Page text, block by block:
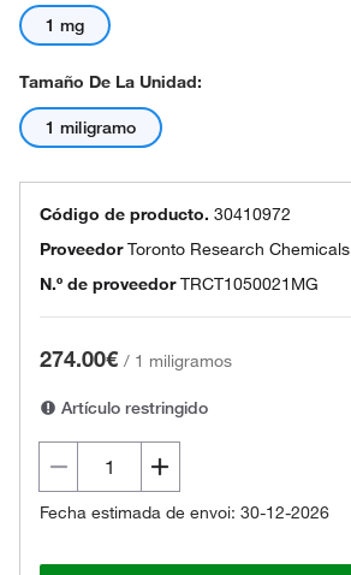
1 mg
Tamaño De La Unidad:
1 miligramo
Código de producto. 30410972
ProveedorToronto Research Chemicals
N.º de proveedor TRCT1050021MG
274.00€ / 1 miligramos
Artículo restringido
Fecha estimada de envoi: 30-12-2026